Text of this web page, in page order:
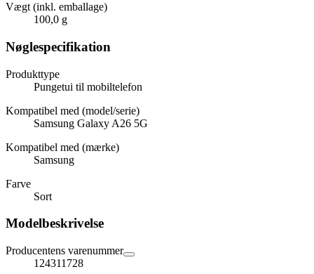
Vægt (inkl. emballage)
100,0 g
Nøglespecifikation
Produkttype
Pungetui til mobiltelefon
Kompatibel med (model/serie)
Samsung Galaxy A26 5G
Kompatibel med (mærke)
Samsung
Farve
Sort
Modelbeskrivelse
Producentens varenummer
124311728